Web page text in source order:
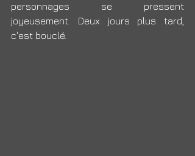
personnages se pressent
joyeusement. Deux jours plus tard,
c'est bouclé.